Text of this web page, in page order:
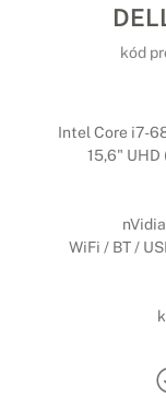
kód
Intel Core i7-
15,6" UHD
WiFi / BT /